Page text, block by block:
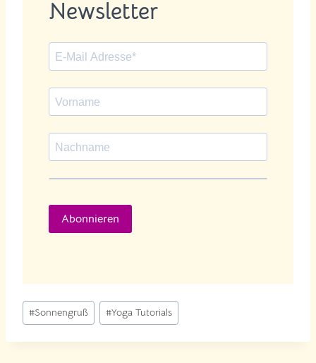
Newsletter
Abonnieren
Schlagworte:
#Sonnengruß #Yoga Tutorials